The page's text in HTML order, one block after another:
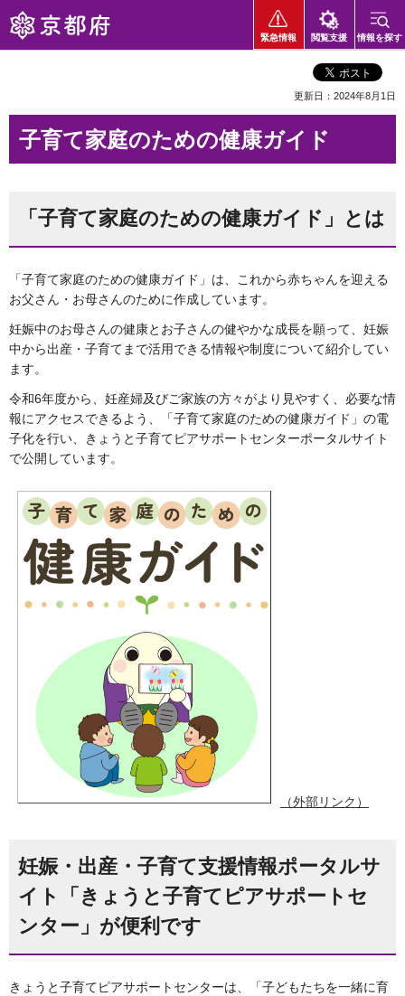
京都府
緊急情報 閲覧支援 情報を探す
更新日：2024年8月1日
子育て家庭のための健康ガイド
「子育て家庭のための健康ガイド」とは
「子育て家庭のための健康ガイド」は、これから赤ちゃんを迎える
お父さん・お母さんのために作成しています。
妊娠中のお母さんの健康とお子さんの健やかな成長を願って、妊娠
中から出産・子育てまで活用できる情報や制度について紹介してい
ます。
令和6年度から、妊産婦及びご家族の方々がより見やすく、必要な情
報にアクセスできるよう、「子育て家庭のための健康ガイド」の電
子化を行い、きょうと子育てピアサポートセンターポータルサイト
で公開しています。
（外部リンク）
妊娠・出産・子育て支援情報ポータルサ
イト「きょうと子育てピアサポートセ
ンター」が便利です
きょうと子育てピアサポートセンターは、「子どもたちを一緒に育